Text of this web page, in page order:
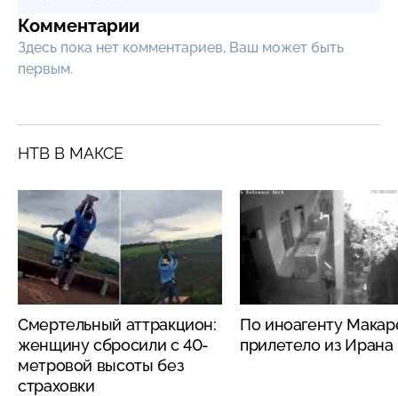
Комментарии
Здесь пока нет комментариев, Ваш может быть
первым.
НТВ В МАКСЕ
Смертельный аттракцион:
женщину сбросили с 40-
метровой высоты без
страховки
По иноагенту
прилетело из Ирана